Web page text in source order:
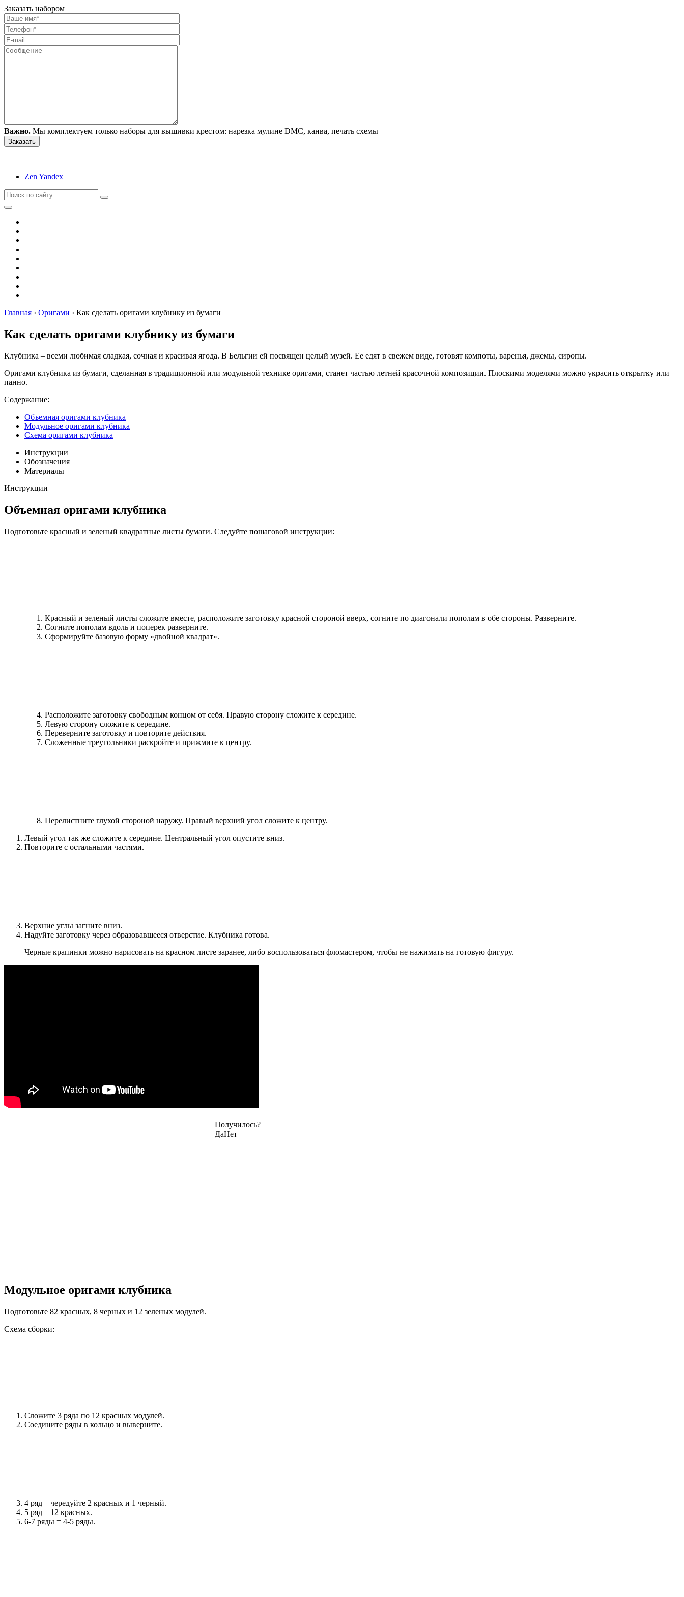
Заказать набором
Важно. Мы комплектуем только наборы для вышивки крестом: нарезка мулине DMC, канва, печать схемы
Zen Yandex
Главная › Оригами › Как сделать оригами клубнику из бумаги
Как сделать оригами клубнику из бумаги
Клубника – всеми любимая сладкая, сочная и красивая ягода. В Бельгии ей посвящен целый музей. Ее едят в свежем виде, готовят компоты, варенья, джемы, сиропы.
Оригами клубника из бумаги, сделанная в традиционной или модульной технике оригами, станет частью летней красочной композиции. Плоскими моделями можно украсить открытку или
панно.
Содержание:
Объемная оригами клубника
Модульное оригами клубника
Схема оригами клубника
Инструкции
Обозначения
Материалы
Инструкции
Объемная оригами клубника
Подготовьте красный и зеленый квадратные листы бумаги. Следуйте пошаговой инструкции:
Красный и зеленый листы сложите вместе, расположите заготовку красной стороной вверх, согните по диагонали пополам в обе стороны. Разверните.
Согните пополам вдоль и поперек разверните.
Сформируйте базовую форму «двойной квадрат».
Расположите заготовку свободным концом от себя. Правую сторону сложите к середине.
Левую сторону сложите к середине.
Переверните заготовку и повторите действия.
Сложенные треугольники раскройте и прижмите к центру.
Перелистните глухой стороной наружу. Правый верхний угол сложите к центру.
Левый угол так же сложите к середине. Центральный угол опустите вниз.
Повторите с остальными частями.
Верхние углы загните вниз.
Надуйте заготовку через образовавшееся отверстие. Клубника готова.
Черные крапинки можно нарисовать на красном листе заранее, либо воспользоваться фломастером, чтобы не нажимать на готовую фигуру.
Получилось?
ДаНет
Модульное оригами клубника
Подготовьте 82 красных, 8 черных и 12 зеленых модулей.
Схема сборки:
Сложите 3 ряда по 12 красных модулей.
Соедините ряды в кольцо и выверните.
4 ряд – чередуйте 2 красных и 1 черный.
5 ряд – 12 красных.
6-7 ряды = 4-5 ряды.